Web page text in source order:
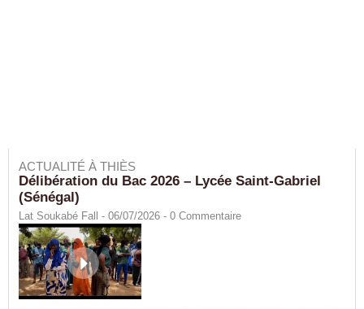
ACTUALITÉ À THIÈS
Délibération du Bac 2026 – Lycée Saint-Gabriel
(Sénégal)
Lat Soukabé Fall - 06/07/2026 - 0 Commentaire